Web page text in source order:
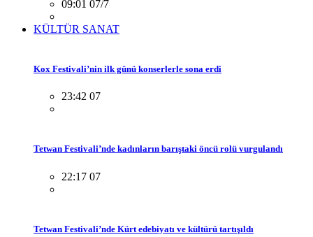
09:01 07/7
KÜLTÜR SANAT
Kox Festivali’nin ilk günü konserlerle sona erdi
23:42 07
Tetwan Festivali’nde kadınların barıştaki öncü rolü vurgulandı
22:17 07
Tetwan Festivali’nde Kürt edebiyatı ve kültürü tartışıldı